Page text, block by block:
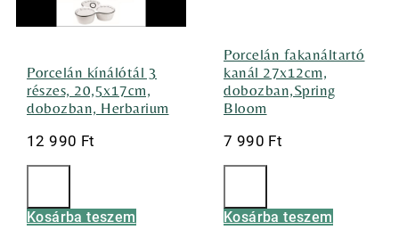
Porcelán kínálótál 3
részes, 20,5x17cm,
dobozban, Herbarium
12 990 Ft
Kosárba teszem
Porcelán fakanáltartó
kanál 27x12cm,
dobozban,Spring
Bloom
7 990 Ft
Kosárba teszem